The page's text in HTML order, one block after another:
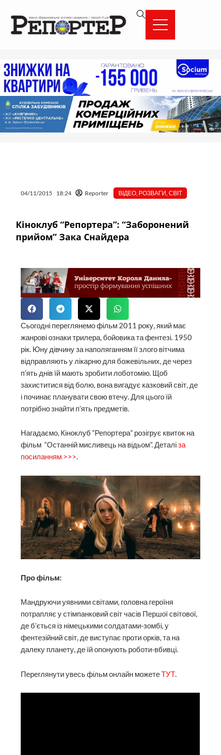
вмісту
04/11/2015 18:24 Reporter ВІДЕО РОЗВАГИ ,СВІТ
Кіноклуб “Репортера”: “Заборонений
прийом” Зака Снайдера
Сьогодні переглянемо фільм 2011 року, який має
жанрові ознаки трилера, бойовика та фентезі. 1950
рік. Юну дівчину за наполяганням її злого вітчима
відправляють у лікарню для божевільних, де через
п’ять днів їй мають зробити лоботомію. Щоб
захиститися від болю, вона вигадує казковий світ, де
і починає планувати свою втечу. Для цього їй
потрібно знайти п’ять предметів.
Нагадаємо, Кіноклуб “Репортера” розігрує квиток на
фільм “Останній мисливець на відьом”. Деталіза
посиланням >>>.
Про фільм:
Мандруючи уявними світами, головна героїня
потрапляє у стімпанковий світ часів Першої світової,
де б’ється із німецькими солдатами-зомбі, у
фентезійний світ, де виступає проти орків, та на
далеку планету, де їй опонують роботи-вбивці.
Переглянути увесь фільм онлайн можетеТУТ.